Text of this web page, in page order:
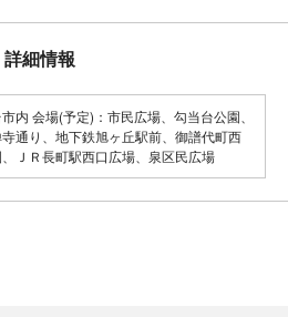
詳細情報
内 会場(予定)：市民広場、勾当台公園、
通り、地下鉄旭ヶ丘駅前、御譜代町西
ＪＲ長町駅西口広場、泉区民広場